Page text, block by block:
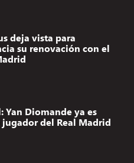
deja vista para
su renovación con el
Yan Diomande ya es
jugador del Real Madrid